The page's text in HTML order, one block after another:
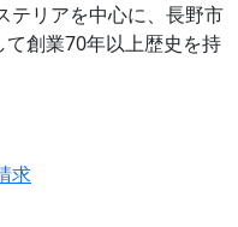
テリアを中心に、長野市
創業70年以上歴史を持
求